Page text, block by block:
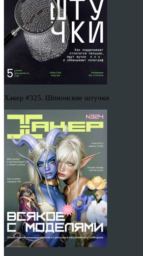
Хакер #325. Шпионские штучки